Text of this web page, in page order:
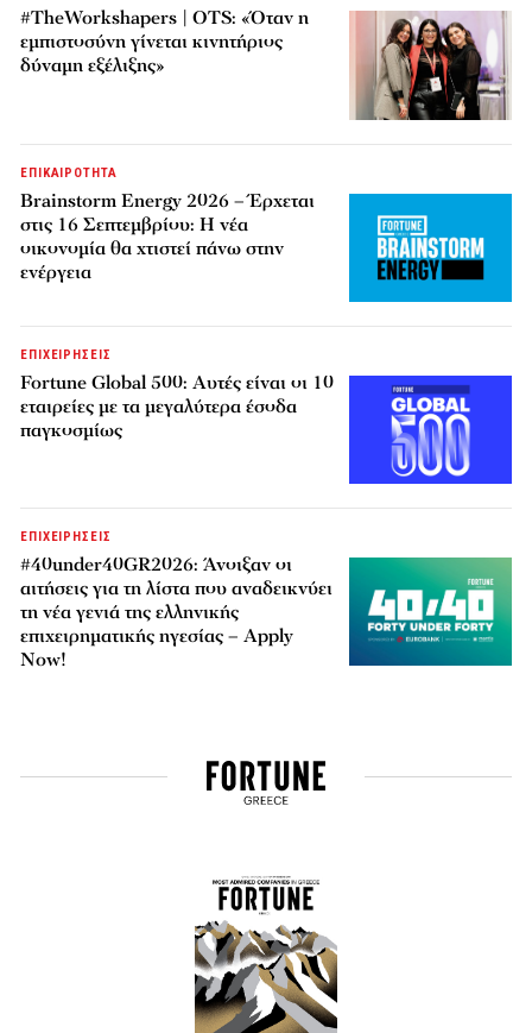
#TheWorkshapers | OTS: «Όταν η
εμπιστοσύνη γίνεται κινητήριος
δύναμη εξέλιξης»
ΕΠΙΚΑΙΡΟΤΗΤΑ
Brainstorm Energy 2026 – Έρχεται
στις 16 Σεπτεμβρίου: Η νέα
οικονομία θα χτιστεί πάνω στην
ενέργεια
ΕΠΙΧΕΙΡΗΣΕΙΣ
Fortune Global 500: Αυτές είναι οι 10
εταιρείες με τα μεγαλύτερα έσοδα
παγκοσμίως
ΕΠΙΧΕΙΡΗΣΕΙΣ
#40under40GR2026: Άνοιξαν οι
αιτήσεις για τη λίστα που αναδεικνύει
τη νέα γενιά της ελληνικής
επιχειρηματικής ηγεσίας – Apply
Now!